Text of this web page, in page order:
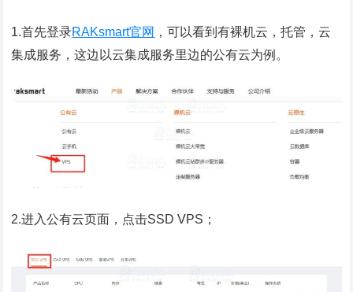
1.首先登录RAKsmart官网 ，可以看到有裸机云，托管，云
集成服务，这边以云集成服务里边的公有云为例。
2.进入公有云页面，点击SSD VPS；